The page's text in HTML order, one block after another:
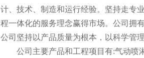
计、技术、制造和运行经验。坚持走专
程一体化的服务理念赢得市场。公司拥
公司坚持以产品质量为根本，以科学管
公司主要产品和工程项目有:气动喷